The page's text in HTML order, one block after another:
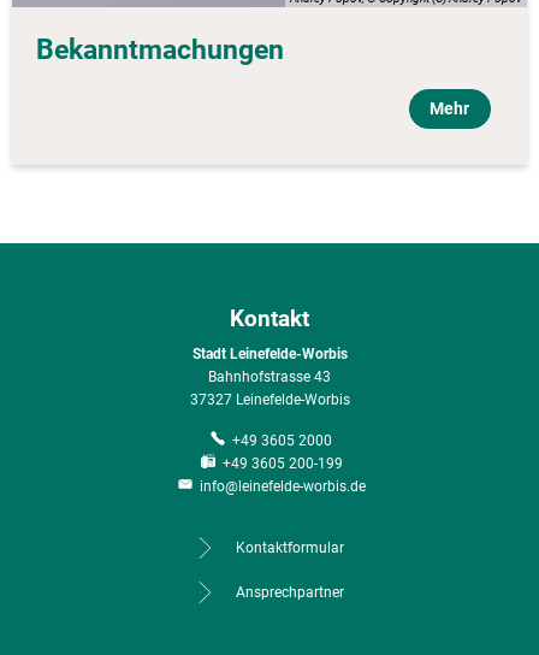
Bekanntmachungen
Mehr
Kontakt
Stadt Leinefelde-Worbis
Bahnhofstrasse 43
37327 Leinefelde-Worbis
+49 3605 2000
+49 3605 200-199
info@leinefelde-worbis.de
Kontaktformular
Ansprechpartner